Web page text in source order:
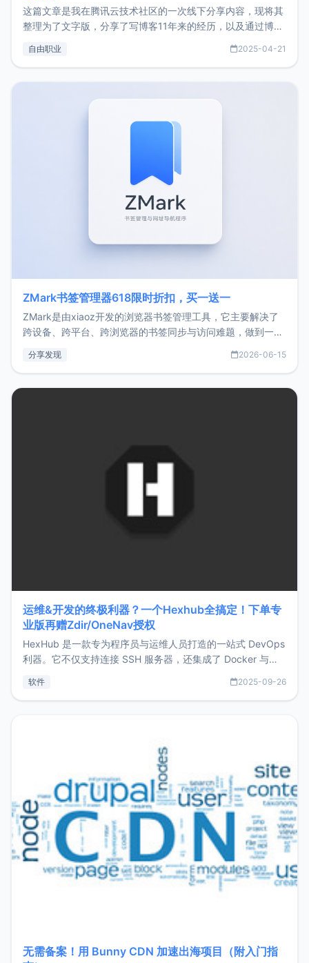
这篇文章是我在腾讯云技术社区的一次线下分享内容，现将其
整理为了文字版，分享了写博客11年来的经历，以及通过博客
了我的首个产品ImgURL的真实数据和产品现状。自我介绍大
自由职业 2025-04-21
ZMark书签管理器618限时折扣，买一送一
ZMark是由xiaoz开发的浏览器书签管理工具，它主要解决了
跨设备、跨平台、跨浏览器的书签同步与访问难题，做到一处
用，让管理更高效。ZMark官网地址：
分享发现 2026-06-15
运维&开发的终极利器？一个Hexhub全搞定！下单专
业版再赠Zdir/OneNav授权
HexHub 是一款专为程序员与运维人员打造的一站式 DevOps
利器。它不仅支持连接 SSH 服务器，还集成了 Docker 与常
件间频繁切换，仅凭 HexHub 即可同时搞定运维与数据库操
软件 2025-09-26
无需备案！用 Bunny CDN 加速出海项目（附入门指